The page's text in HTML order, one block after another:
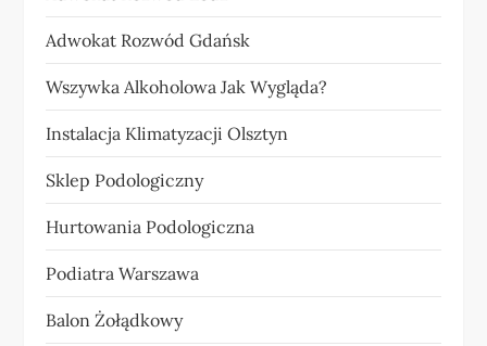
Adwokat Rozwód Gdańsk
Wszywka Alkoholowa Jak Wygląda?
Instalacja Klimatyzacji Olsztyn
Sklep Podologiczny
Hurtowania Podologiczna
Podiatra Warszawa
Balon Żołądkowy